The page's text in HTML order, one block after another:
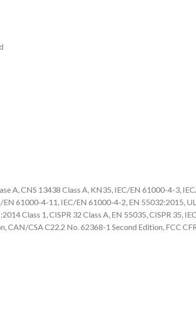
A, CNS 13438 Class A, KN35, IEC/EN 61000-4-3,
61000-4-11, IEC/EN 61000-4-2, EN 55032:2015,
Class 1, CISPR 32 Class A, EN 55035, CISPR 35,
CSA C22.2 No. 62368-1 Second Edition, FCC